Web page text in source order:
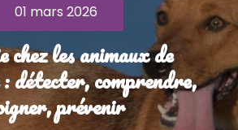
01 mars 2026
les animaux de
: détecter, comprendre,
prévenir